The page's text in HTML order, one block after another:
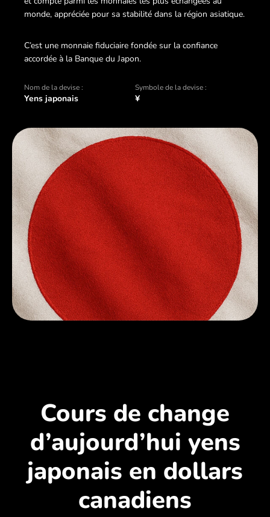
monde, appréciée pour sa stabilité dans la région asiatique.
C’est une monnaie fiduciaire fondée sur la confiance
accordée à la Banque du Japon.
Nom de la devise :
Yens japonais
Symbole de la devise :
¥
Cours de change
d’aujourd’hui yens
japonais en dollars
canadiens